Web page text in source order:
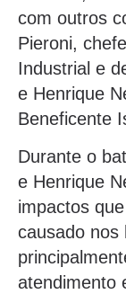
com outros
Pieroni,
Industrial e
e Henrique
Beneficente
Durante o
e Henrique
impactos
causado nos
atendimento